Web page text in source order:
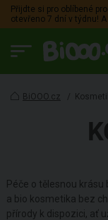
Přijdte si pro oblíbené
otevřeno 7 dní v týdnu!
BiOOO.cz /
Péče o tělesnou
a bio kosmetika bez
přírody k dispozici, ať